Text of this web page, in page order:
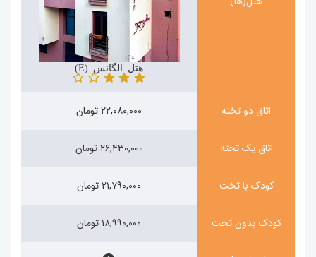
هتل الگانس (Ellegance)
اتاق دو تخته ۲۲,۰۸۰,۰۰۰ تومان
اتاق یک تخته ۲۶,۴۳۰,۰۰۰ تومان
کودک با تخت ۲۱,۷۹۰,۰۰۰ تومان
کودک بدون تخت ۱۸,۹۹۰,۰۰۰ تومان